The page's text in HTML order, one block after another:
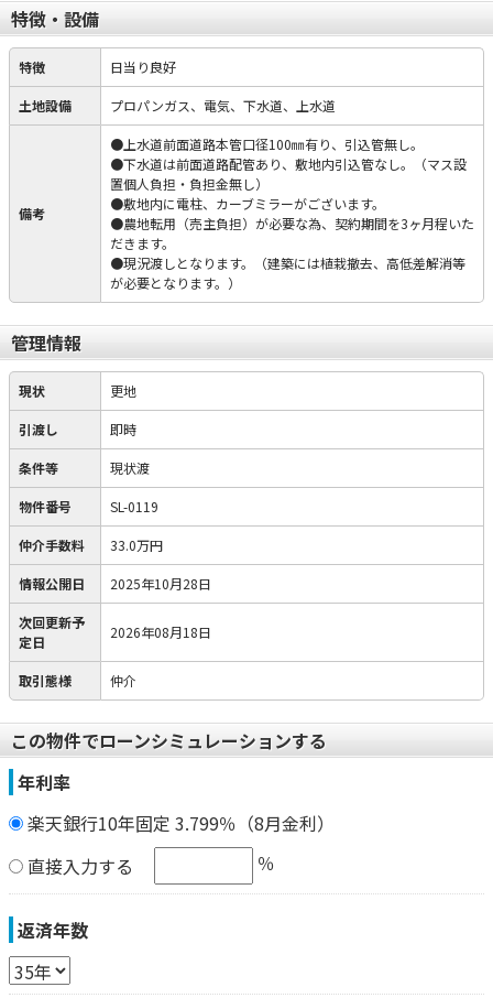
特徴・設備
特徴 日当り良好
土地設備 プロパンガス、電気、下水道、上水道
備考
●上水道前面道路本管口径100㎜有り、引込管無し。
●下水道は前面道路配管あり、敷地内引込管なし。（マス設
置個人負担・負担金無し）
●敷地内に電柱、カーブミラーがございます。
●農地転用（売主負担）が必要な為、契約期間を3ヶ月程いた
だきます。
●現況渡しとなります。（建築には植栽撤去、高低差解消等
が必要となります。）
管理情報
現状 更地
引渡し 即時
条件等 現状渡
物件番号 SL-0119
仲介手数料 33.0万円
情報公開日 2025年10月28日
次回更新予
定日
2026年08月18日
取引態様 仲介
この物件でローンシミュレーションする
年利率
楽天銀行10年固定 3.799％（8月金利）
直接入力する
％
返済年数